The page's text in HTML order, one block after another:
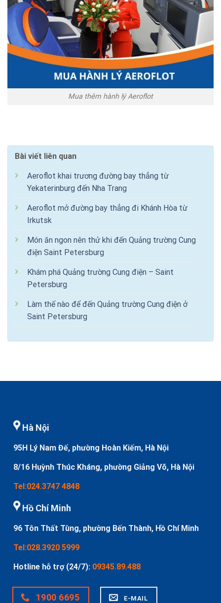
Mua thêm hành lý Aeroflot
Bài viết liên quan
Aeroflot khai trương đường bay thẳng từ
Yekaterinburg đến Nha Trang
Aeroflot mở đường bay thẳng đi Khánh Hòa từ
Irkutsk
Món ăn ngon nên thử khi đến Quảng trường Cung
điện Saint Petersburg
Khám phá Quảng trường Cung điện – Saint
Petersburg
Làm thế nào để đến Quảng trường Cung điện ở
Saint Petersburg
Hà Nội
95H Lý Nam Đế, phường Hoàn Kiếm, Hà Nội
8/16 Huỳnh Thúc Kháng, phường Giảng Võ, Hà Nội
Tel:024.3747 4848
Hồ Chí Minh
96 Tôn Thất Tùng, phường Bến Thành, Hồ Chí Minh
Tel:028.3920 5999
Hotline hỗ trợ (24/7): 09345.89.488
1900 6695 E-MAIL